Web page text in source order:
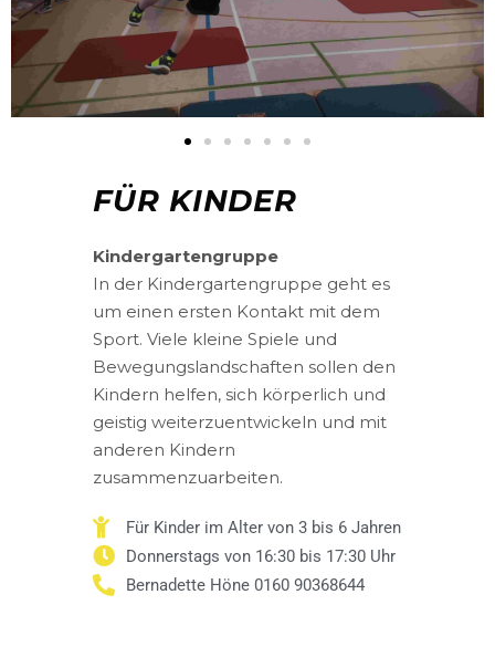
FÜR KINDER
Kindergartengruppe
In der Kindergartengruppe geht es
um einen ersten Kontakt mit dem
Sport. Viele kleine Spiele und
Bewegungslandschaften sollen den
Kindern helfen, sich körperlich und
geistig weiterzuentwickeln und mit
anderen Kindern
zusammenzuarbeiten.
Für Kinder im Alter von 3 bis 6 Jahren
Donnerstags von 16:30 bis 17:30 Uhr
Bernadette Höne 0160 90368644